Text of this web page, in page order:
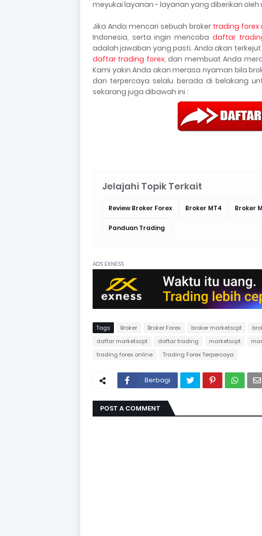
meyukai layanan - layanan yang diberikan
Jika Anda mencari sebuah broker trading forex
Indonesia, serta ingin mencoba daftar
adalah jawaban yang pasti. Anda akan
daftar trading forex, dan membuat Anda
Kami yakin Anda akan merasa nyaman bila
dan terpercaya selalu berada di belakang
sekarang juga dibawah ini :
Jelajahi Topik Terkait
Review Broker Forex Broker MT4 Broker
Panduan Trading
ADS EXNESS
Tags Broker Broker Forex broker marketscpt
daftar marketscpt
daftar trading marketscpt
trading forex online
Trading Forex Terpercaya
Berbagi
POST A COMMENT